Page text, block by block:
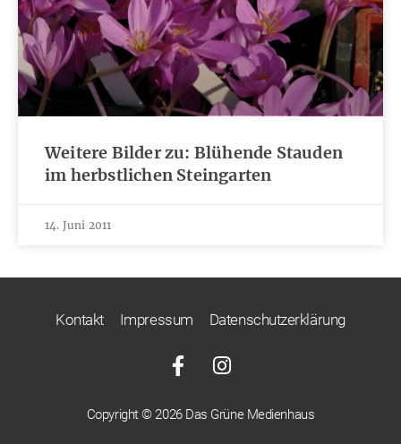
Weitere Bilder zu: Blühende Stauden
im herbstlichen Steingarten
14. Juni 2011
Kontakt Impressum Datenschutzerklärung
Copyright © 2026 Das Grüne Medienhaus